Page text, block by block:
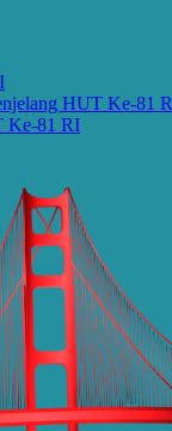
HUT Ke-81 RI